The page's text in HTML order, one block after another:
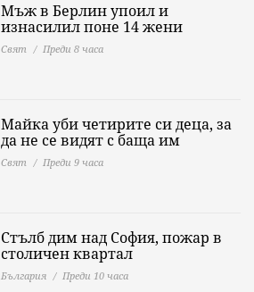
Мъж в Берлин упоил и
изнасилил поне 14 жени
Свят Преди 8 часа
Майка уби четирите си деца, за
да не се видят с баща им
Свят Преди 9 часа
Стълб дим над София, пожар в
столичен квартал
България Преди 10 часа